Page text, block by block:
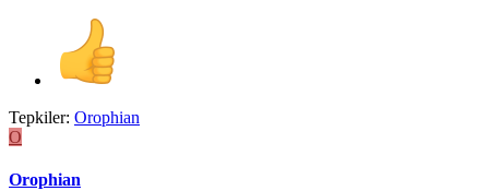
Tepkiler: Orophian
O
Orophian